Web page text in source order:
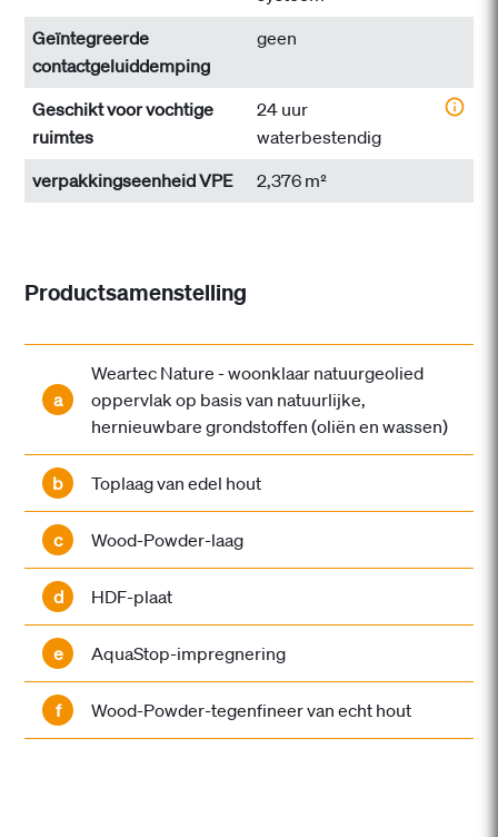
Geïntegreerde
contactgeluiddemping
geen
Geschikt voor vochtige
ruimtes
24 uur
waterbestendig
verpakkingseenheid VPE
2,376 m²
Productsamenstelling
a
Weartec Nature - woonklaar natuurgeolied
oppervlak op basis van natuurlijke,
hernieuwbare grondstoffen (oliën en wassen)
b Toplaag van edel hout
c Wood-Powder-laag
d HDF-plaat
e AquaStop-impregnering
f Wood-Powder-tegenfineer van echt hout